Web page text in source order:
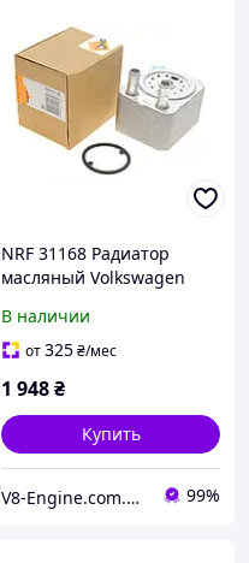
NRF 31168 Радиатор
масляный Volkswagen
Passat CC B6, NEW Beetle
В наличии
от325₴/мес
1 948₴
Купить
V8-Engine.com.ua Авто-расходники 99%